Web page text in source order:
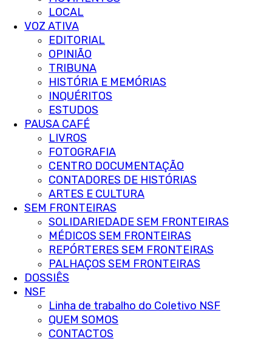
LOCAL
VOZ ATIVA
EDITORIAL
OPINIÃO
TRIBUNA
HISTÓRIA E MEMÓRIAS
INQUÉRITOS
ESTUDOS
PAUSA CAFÉ
LIVROS
FOTOGRAFIA
CENTRO DOCUMENTAÇÃO
CONTADORES DE HISTÓRIAS
ARTES E CULTURA
SEM FRONTEIRAS
SOLIDARIEDADE SEM FRONTEIRAS
MÉDICOS SEM FRONTEIRAS
REPÓRTERES SEM FRONTEIRAS
PALHAÇOS SEM FRONTEIRAS
DOSSIÊS
NSF
Linha de trabalho do Coletivo NSF
QUEM SOMOS
CONTACTOS